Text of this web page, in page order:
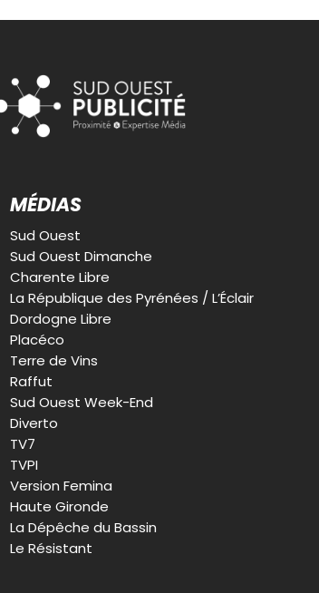
MÉDIAS
Sud Ouest
Sud Ouest Dimanche
Charente Libre
La République des Pyrénées / L’Éclair
Dordogne Libre
Placéco
Terre de Vins
Raffut
Sud Ouest Week-End
Diverto
TV7
TVPI
Version Femina
Haute Gironde
La Dépêche du Bassin
Le Résistant